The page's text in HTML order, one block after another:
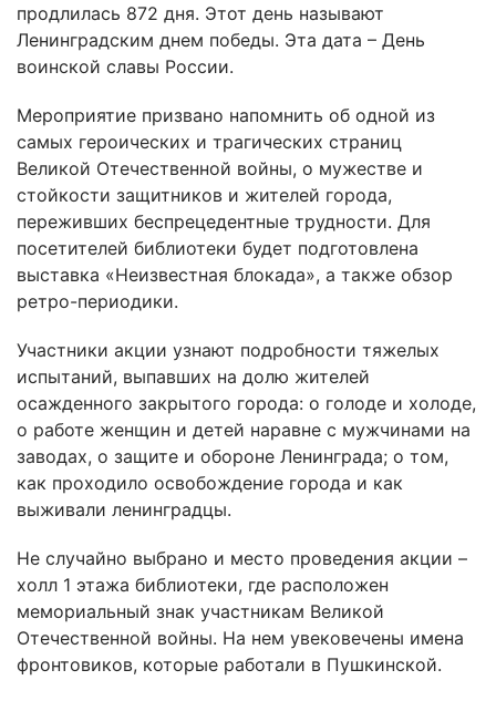
продлилась 872 дня. Этот день называют
Ленинградским днем победы. Эта дата – День
воинской славы России.
Мероприятие призвано напомнить об одной из
самых героических и трагических страниц
Великой Отечественной войны, о мужестве и
стойкости защитников и жителей города,
переживших беспрецедентные трудности. Для
посетителей библиотеки будет подготовлена
выставка «Неизвестная блокада», а также обзор
ретро-периодики.
Участники акции узнают подробности тяжелых
испытаний, выпавших на долю жителей
осажденного закрытого города: о голоде и холоде,
о работе женщин и детей наравне с мужчинами на
заводах, о защите и обороне Ленинграда; о том,
как проходило освобождение города и как
выживали ленинградцы.
Не случайно выбрано и место проведения акции –
холл 1 этажа библиотеки, где расположен
мемориальный знак участникам Великой
Отечественной войны. На нем увековечены имена
фронтовиков, которые работали в Пушкинской.